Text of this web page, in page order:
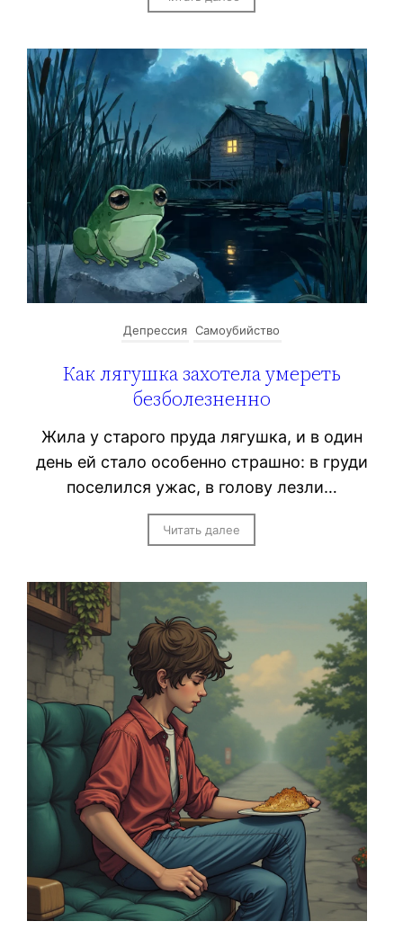
Депрессия Самоубийство
Как лягушка захотела умереть
безболезненно
Жила у старого пруда лягушка, и в один
день ей стало особенно страшно: в груди
поселился ужас, в голову лезли…
Читать далее